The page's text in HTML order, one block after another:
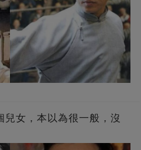
女，本以為很一般，沒